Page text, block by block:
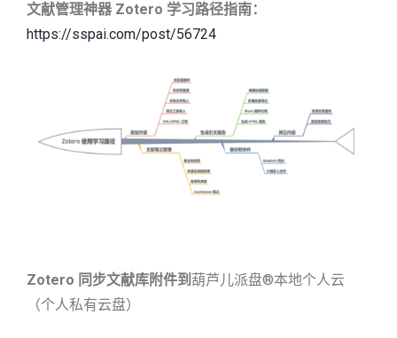
文献管理神器Zotero 学习路径指南：
https://sspai.com/post/56724
Zotero 同步文献库附件到葫芦儿派盘®本地个人云
（个人私有云盘）